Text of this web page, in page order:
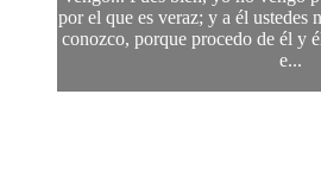
por el que es veraz; y a él ustedes
conozco, porque procedo de él y
e...